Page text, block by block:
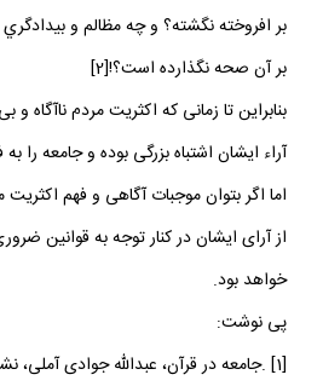
بر افروخته نگشته؟ و چه مظالم و
بر آن صحه نگذارده است؟![2]
بنابراین تا زمانی که اکثریت مردم ناآگاه و
آراء ایشان اشتباه بزرگی بوده و جامعه را
اما اگر بتوان موجبات آگاهی و فهم اکثریت
از آرای ایشان در کنار توجه به قوانین
خواهد بود.
پی نوشت:
[1] .جامعه در قرآن، عبدالله جوادی آملی، نشر اسراء، ص421